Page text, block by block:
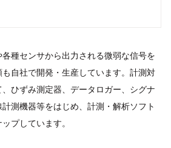
種センサから出力される微弱な信号を
自社で開発・生産しています。計測対
ひずみ測定器、データロガー、シグナ
測機器等をはじめ、計測・解析ソフト
プしています。